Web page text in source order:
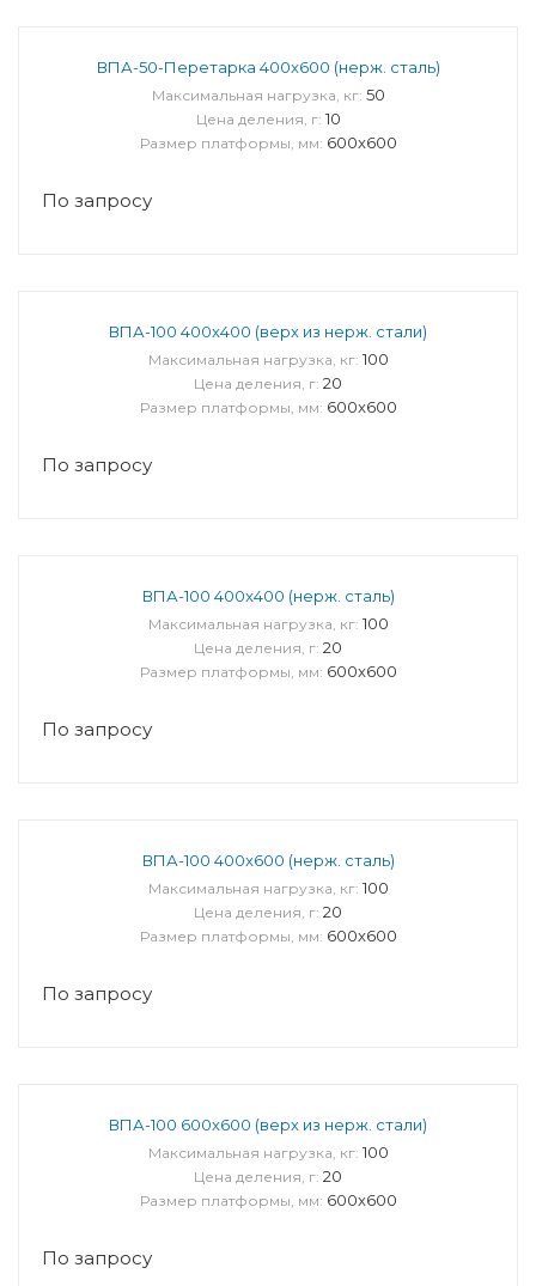
ВПА-50-Перетарка 400x600 (нерж. сталь)
Максимальная нагрузка, кг: 50
Цена деления, г: 10
Размер платформы, мм: 600x600
По запросу
ВПА-100 400x400 (верх из нерж. стали)
Максимальная нагрузка, кг: 100
Цена деления, г: 20
Размер платформы, мм: 600x600
По запросу
ВПА-100 400x400 (нерж. сталь)
Максимальная нагрузка, кг: 100
Цена деления, г: 20
Размер платформы, мм: 600x600
По запросу
ВПА-100 400x600 (нерж. сталь)
Максимальная нагрузка, кг: 100
Цена деления, г: 20
Размер платформы, мм: 600x600
По запросу
ВПА-100 600x600 (верх из нерж. стали)
Максимальная нагрузка, кг: 100
Цена деления, г: 20
Размер платформы, мм: 600x600
По запросу